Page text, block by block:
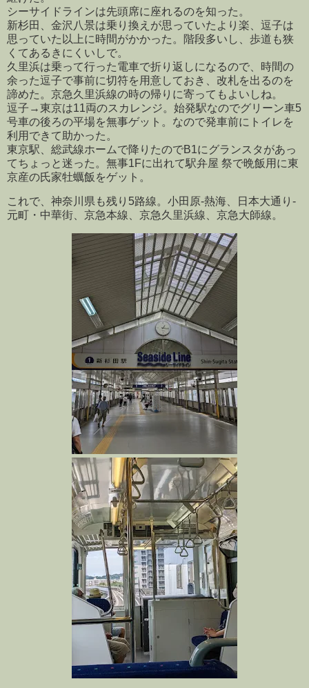
シーサイドラインは先頭席に座れるのを知った。
新杉田、金沢八景は乗り換えが思っていたより楽、逗子は
思っていた以上に時間がかかった。階段多いし、歩道も狭
くてあるきにくいしで。
久里浜は乗って行った電車で折り返しになるので、時間の
余った逗子で事前に切符を用意しておき、改札を出るのを
諦めた。京急久里浜線の時の帰りに寄ってもよいしね。
逗子→東京は11両のスカレンジ。始発駅なのでグリーン車5
号車の後ろの平場を無事ゲット。なので発車前にトイレを
利用できて助かった。
東京駅、総武線ホームで降りたのでB1にグランスタがあっ
てちょっと迷った。無事1Fに出れて駅弁屋 祭で晩飯用に東
京産の氏家牡蠣飯をゲット。
これで、神奈川県も残り5路線。小田原-熱海、日本大通り-
元町・中華街、京急本線、京急久里浜線、京急大師線。